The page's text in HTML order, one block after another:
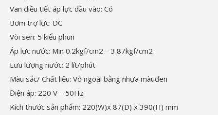
Van điều tiết áp lực đầu vào: Có
Bơm trợ lực: DC
Vòi sen: 5 kiểu phun
Áp lực nước: Min 0.2kgf/cm2 – 3.87kgf/cm2
Lưu lượng nước: 2 lít/phút
Màu sắc/ Chất liệu: Vỏ ngoài bằng nhựa màuđen
Điện áp: 220 V – 50Hz
Kích thước sản phẩm: 220(W)x 87(D) x 390(H) mm